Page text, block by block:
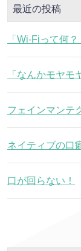
最近の投稿
「Wi-Fiって何
「なんかモヤモ
フェインマンテ
ネイティブの口
口が回らない！